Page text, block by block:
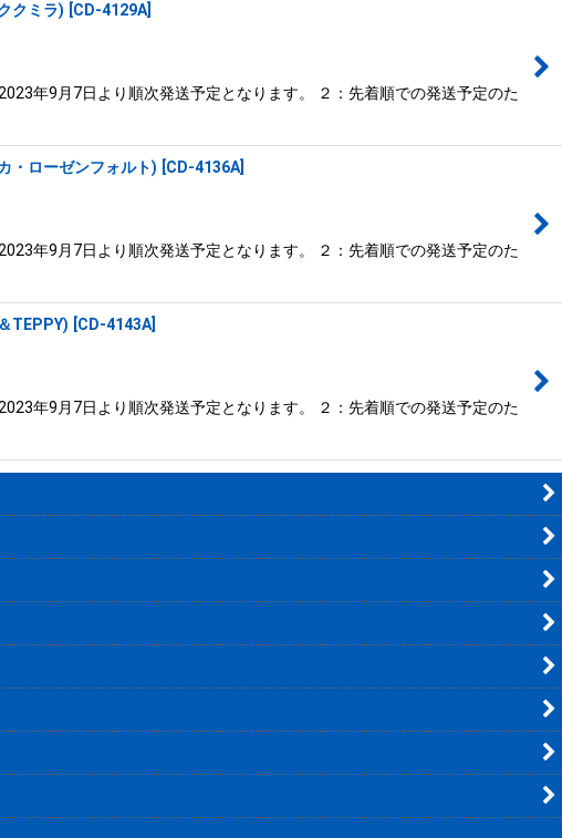
クミラ) CD-4129A
年9月7日より順次発送予定となります。 ２：先着順での発送予定のた
・ローゼンフォルト) CD-4136A
年9月7日より順次発送予定となります。 ２：先着順での発送予定のた
TEPPY) CD-4143A
年9月7日より順次発送予定となります。 ２：先着順での発送予定のた